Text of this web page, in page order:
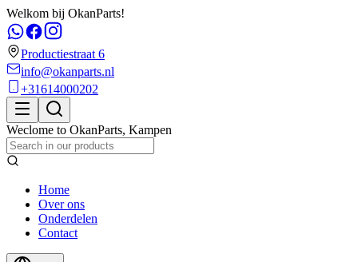
Welkom bij OkanParts!
Productiestraat 6
info@okanparts.nl
+31614000202
Weclome to OkanParts, Kampen
Home
Over ons
Onderdelen
Contact